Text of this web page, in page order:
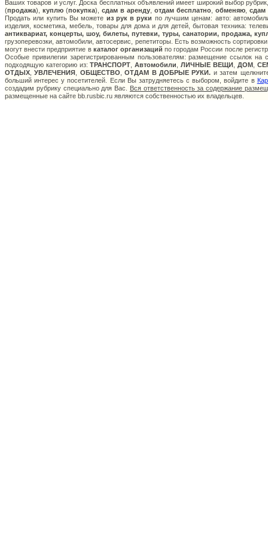
Ваших товаров и услуг. Доска бесплатных объявлений имеет широкий выбор
(продажа), куплю (покупка), сдам в аренду отдам бесплатно обменяю сдам
Продать или купить Вы можете из рук в руки по лучшим ценам: авто:
изделия, косметика, мебель, товары для дома и для детей, бытовая техника:
антиквариат, концерты, шоу, билеты, путевки, туры, санатории, продажа,
грузоперевозки, автомобили, автосервис, репетиторы. Есть возможность
могут внести предприятие в каталог организаций по городам России после
Особые привилегии зарегистрированным пользователям: размещение ссылок
подходящую категорию из:ТРАНСПОРТ ,Автомобили ,ЛИЧНЫЕ ВЕЩИ, ДОМ,
ОТДЫХ ,УВЛЕЧЕНИЯ ОБЩЕСТВО ,ОТДАМ В ДОБРЫЕ РУКИ. и затем
больший интерес у посетителей. Если Вы затрудняетесь с выбором, войдите в
создадим рубрику специально для Вас. Вся ответственность за содержание
размещенные на сайте bb.rusbic.ru являются собственностью их владельцев.